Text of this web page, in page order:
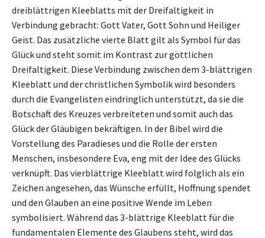
dreiblättrigen Kleeblatts mit der Dreifaltigkeit in
Verbindung gebracht: Gott Vater, Gott Sohn und Heiliger
Geist. Das zusätzliche vierte Blatt gilt als Symbol für das
Glück und steht somit im Kontrast zur göttlichen
Dreifaltigkeit. Diese Verbindung zwischen dem 3-blättrigen
Kleeblatt und der christlichen Symbolik wird besonders
durch die Evangelisten eindringlich unterstützt, da sie die
Botschaft des Kreuzes verbreiteten und somit auch das
Glück der Gläubigen bekräftigen. In der Bibel wird die
Vorstellung des Paradieses und die Rolle der ersten
Menschen, insbesondere Eva, eng mit der Idee des Glücks
verknüpft. Das vierblättrige Kleeblatt wird folglich als ein
Zeichen angesehen, das Wünsche erfüllt, Hoffnung spendet
und den Glauben an eine positive Wende im Leben
symbolisiert. Während das 3-blättrige Kleeblatt für die
fundamentalen Elemente des Glaubens steht, wird das